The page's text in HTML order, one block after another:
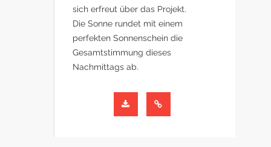
sich erfreut über das Projekt.
Die Sonne rundet mit einem
perfekten Sonnenschein die
Gesamtstimmung dieses
Nachmittags ab.